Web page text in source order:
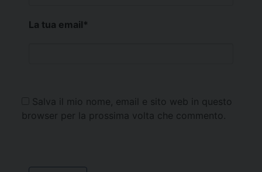
La tua email*
Salva il mio nome, email e sito web in questo
browser per la prossima volta che commento.